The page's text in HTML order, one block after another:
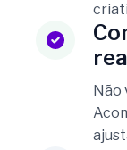
Não